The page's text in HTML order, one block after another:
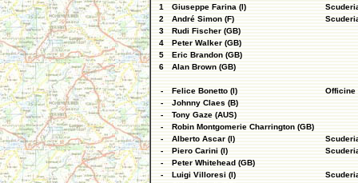
1 Giuseppe Farina (I)
2
André Simon (F)
3
Rudi Fischer (GB)
4
Peter Walker (GB)
5
Eric Brandon (GB)
6
Alan Brown (GB)
- Felice Bonetto (I)
Officine
-
Johnny Claes (B)
-
Tony Gaze (AUS)
-
Robin Montgomerie Charrington (GB)
-
Alberto Ascar (I)
-
Piero Carini (I)
-
Peter Whitehead (GB)
-
Luigi Villoresi (I)